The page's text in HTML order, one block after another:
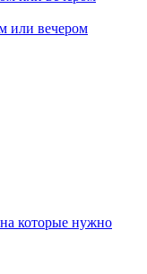
или вечером
которые нужно